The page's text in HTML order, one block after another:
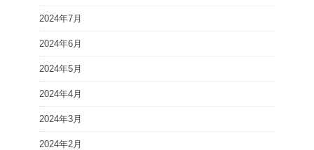
2024年7月
2024年6月
2024年5月
2024年4月
2024年3月
2024年2月